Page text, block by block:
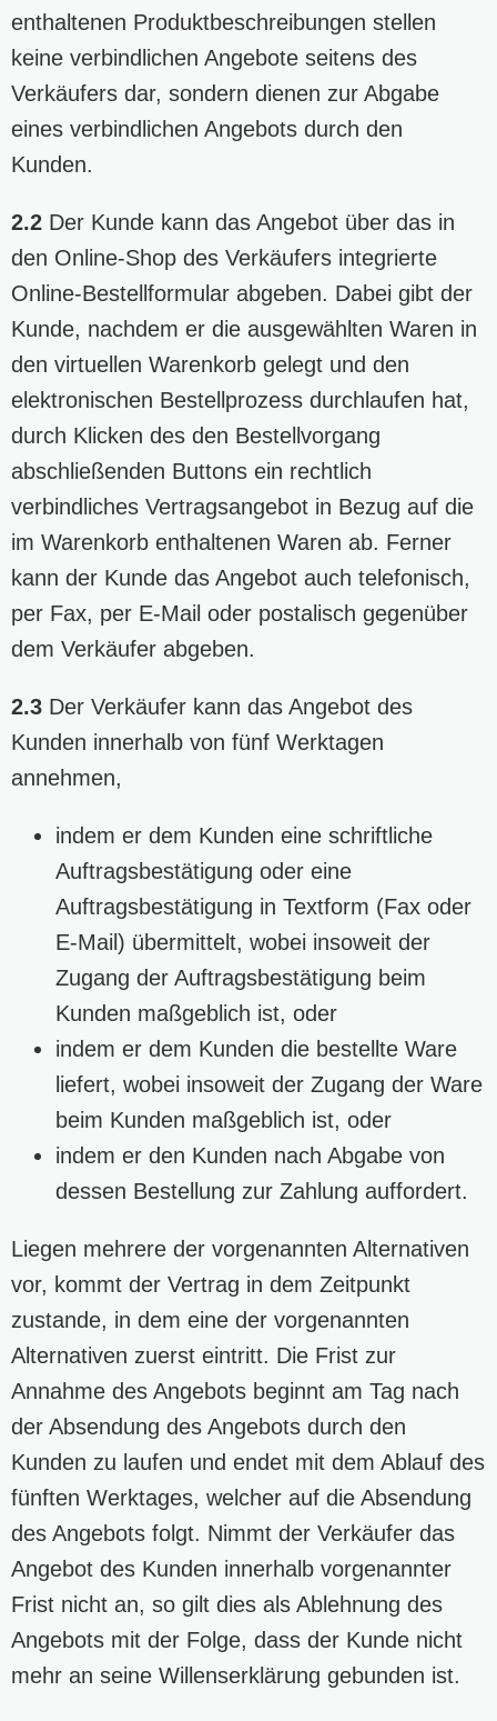
enthaltenen Produktbeschreibungen stellen
keine verbindlichen Angebote seitens des
Verkäufers dar, sondern dienen zur Abgabe
eines verbindlichen Angebots durch den
Kunden.
2.2 Der Kunde kann das Angebot über das in
den Online-Shop des Verkäufers integrierte
Online-Bestellformular abgeben. Dabei gibt der
Kunde, nachdem er die ausgewählten Waren in
den virtuellen Warenkorb gelegt und den
elektronischen Bestellprozess durchlaufen hat,
durch Klicken des den Bestellvorgang
abschließenden Buttons ein rechtlich
verbindliches Vertragsangebot in Bezug auf die
im Warenkorb enthaltenen Waren ab. Ferner
kann der Kunde das Angebot auch telefonisch,
per Fax, per E-Mail oder postalisch gegenüber
dem Verkäufer abgeben.
2.3 Der Verkäufer kann das Angebot des
Kunden innerhalb von fünf Werktagen
annehmen,
indem er dem Kunden eine schriftliche
Auftragsbestätigung oder eine
Auftragsbestätigung in Textform (Fax oder
E-Mail) übermittelt, wobei insoweit der
Zugang der Auftragsbestätigung beim
Kunden maßgeblich ist, oder
indem er dem Kunden die bestellte Ware
liefert, wobei insoweit der Zugang der Ware
beim Kunden maßgeblich ist, oder
indem er den Kunden nach Abgabe von
dessen Bestellung zur Zahlung auffordert.
Liegen mehrere der vorgenannten Alternativen
vor, kommt der Vertrag in dem Zeitpunkt
zustande, in dem eine der vorgenannten
Alternativen zuerst eintritt. Die Frist zur
Annahme des Angebots beginnt am Tag nach
der Absendung des Angebots durch den
Kunden zu laufen und endet mit dem Ablauf des
fünften Werktages, welcher auf die Absendung
des Angebots folgt. Nimmt der Verkäufer das
Angebot des Kunden innerhalb vorgenannter
Frist nicht an, so gilt dies als Ablehnung des
Angebots mit der Folge, dass der Kunde nicht
mehr an seine Willenserklärung gebunden ist.